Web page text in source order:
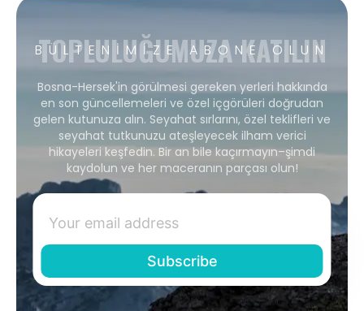
BÜLTENIMIZE ABONE OLUN
TOPLULUĞUMUZA KATILIN
Bosna-Hersek'in görülmesi gereken yerleri hakkında
en son güncellemeleri ve özel içgörüleri doğrudan
gelen kutunuza alın. Seyahat sırlarını, özel teklifleri ve
seyahat tutkunuzu ateşleyecek ilham verici
hikayeleri keşfedin. Bir an bile kaçırmayın–şimdi
kaydolun ve her maceranın parçası olun!